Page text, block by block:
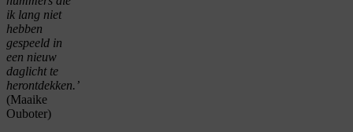
ik lang niet
hebben
gespeeld in
een nieuw
daglicht te
herontdekken.’
(Maaike
Ouboter)